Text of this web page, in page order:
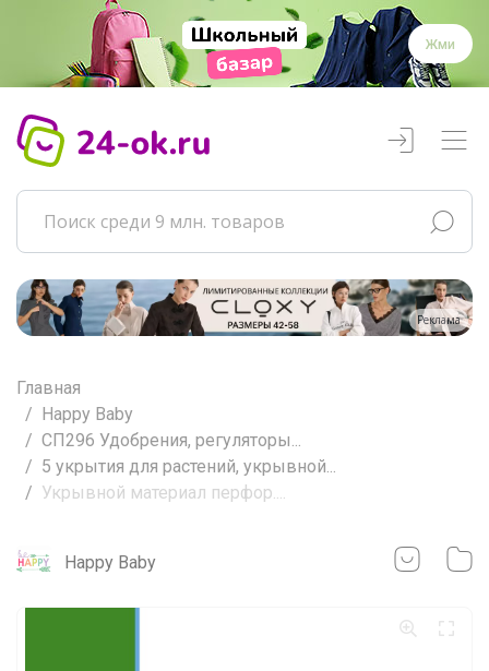
Жми
Реклама
Главная
Happy Baby
СП296 Удобрения, регуляторы...
5 укрытия для растений, укрывной...
Укрывной материал перфор....
Happy Baby